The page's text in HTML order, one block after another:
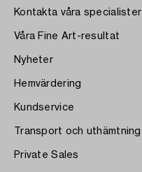
Kontakta våra specialister
Våra Fine Art-resultat
Nyheter
Hemvärdering
Kundservice
Transport och uthämtning
Private Sales